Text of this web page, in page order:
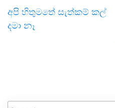
අපි හිතුමතේ සැත්කම් කල්
දමා නෑ